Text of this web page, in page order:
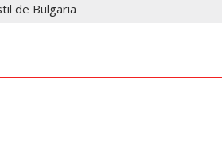
de Bulgaria